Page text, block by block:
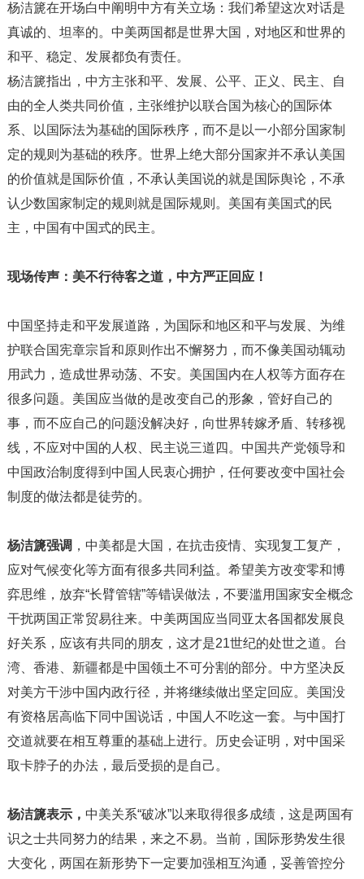
杨洁篪在开场白中阐明中方有关立场：我们希望这次对话是
真诚的、坦率的。中美两国都是世界大国，对地区和世界的
和平、稳定、发展都负有责任。
杨洁篪指出，中方主张和平、发展、公平、正义、民主、自
由的全人类共同价值，主张维护以联合国为核心的国际体
系、以国际法为基础的国际秩序，而不是以一小部分国家制
定的规则为基础的秩序。世界上绝大部分国家并不承认美国
的价值就是国际价值，不承认美国说的就是国际舆论，不承
认少数国家制定的规则就是国际规则。美国有美国式的民
主，中国有中国式的民主。
现场传声：美不行待客之道，中方严正回应！
中国坚持走和平发展道路，为国际和地区和平与发展、为维
护联合国宪章宗旨和原则作出不懈努力，而不像美国动辄动
用武力，造成世界动荡、不安。美国国内在人权等方面存在
很多问题。美国应当做的是改变自己的形象，管好自己的
事，而不应自己的问题没解决好，向世界转嫁矛盾、转移视
线，不应对中国的人权、民主说三道四。中国共产党领导和
中国政治制度得到中国人民衷心拥护，任何要改变中国社会
制度的做法都是徒劳的。
杨洁篪强调 ，中美都是大国，在抗击疫情、实现复工复产，
应对气候变化等方面有很多共同利益。希望美方改变零和博
弈思维，放弃“长臂管辖”等错误做法，不要滥用国家安全概念
干扰两国正常贸易往来。中美两国应当同亚太各国都发展良
好关系，应该有共同的朋友，这才是21世纪的处世之道。台
湾、香港、新疆都是中国领土不可分割的部分。中方坚决反
对美方干涉中国内政行径，并将继续做出坚定回应。美国没
有资格居高临下同中国说话，中国人不吃这一套。与中国打
交道就要在相互尊重的基础上进行。历史会证明，对中国采
取卡脖子的办法，最后受损的是自己。
杨洁篪表示， 中美关系“破冰”以来取得很多成绩，这是两国有
识之士共同努力的结果，来之不易。当前，国际形势发生很
大变化，两国在新形势下一定要加强相互沟通，妥善管控分